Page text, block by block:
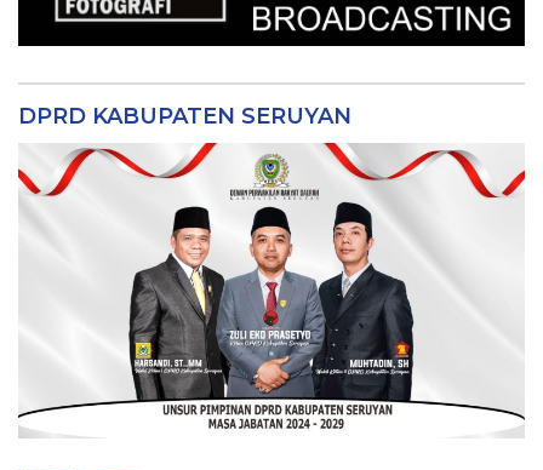
DPRD KABUPATEN SERUYAN